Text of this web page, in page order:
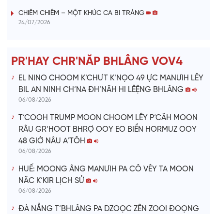
i
e
o
CHIÊM CHIÊM – MỘT KHÚC CA BI TRÁNG
24/07/2026
PR'HAY CHR'NĂP BHLÂNG VOV4
EL NINO CHOOM K’CHƯT K’NỌO 49 ỰC MANƯIH LÊY
BIL AN NINH CH’NA ĐH’NĂH HI LÊỆNG BHLÂNG
06/08/2026
T’COOH TRUMP MOON CHOOM LÊY P’CĂH MOON
RÂU GR’HOOT BHRỢ OOY EO BIỂN HORMUZ OOY
48 GIỜ NÂU A’TÔH
06/08/2026
HUẾ: MOONG ÂNG MANƯIH PA CÔ VÊY TA MOON
NĂC K’KIR LỊCH SỬ
06/08/2026
ĐÀ NẴNG T’BHLÂNG PA DZOỌC ZÊN ZOOI ĐOỌNG